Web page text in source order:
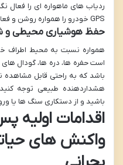
ردیاب های ماهواره ای را فعال
GPS خودرو را همواره روشن و فعال بگذارید.
حفظ هوشیاری محیطی و
همواره نسبت به محیط اطراف
است حفره ها، دره ها، گودال
باشد که به راحتی قابل مشاهده
هشداردهنده طبیعی توجه
باشید و از دستکاری سنگ ها یا
اقدامات اولیه
واکنش های